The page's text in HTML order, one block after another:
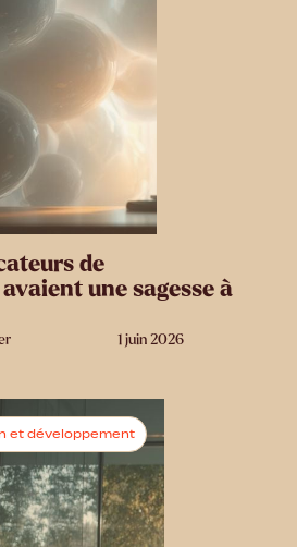
de
une sagesse à
1 juin 2026
et développement